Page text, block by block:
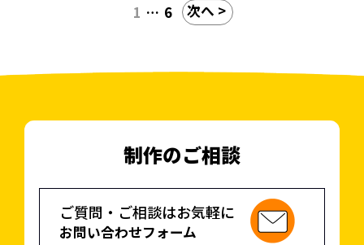
使用し、患者さんに寄り
大きく変わったため、ホ
負担軽減のためカスタマ
用）を新たに採用しまし
あり、スタッフさんから
先生の雰囲気が伝わるサ
しました。
法人のコーポレートカラ
ーであるピンクとメイン
カラーの白を基調とした
親しみのあるサイトにな
りました。
1 … 6 次へ >
制作のご相談
ご質問・ご相談はお気軽に
お問い合わせフォーム